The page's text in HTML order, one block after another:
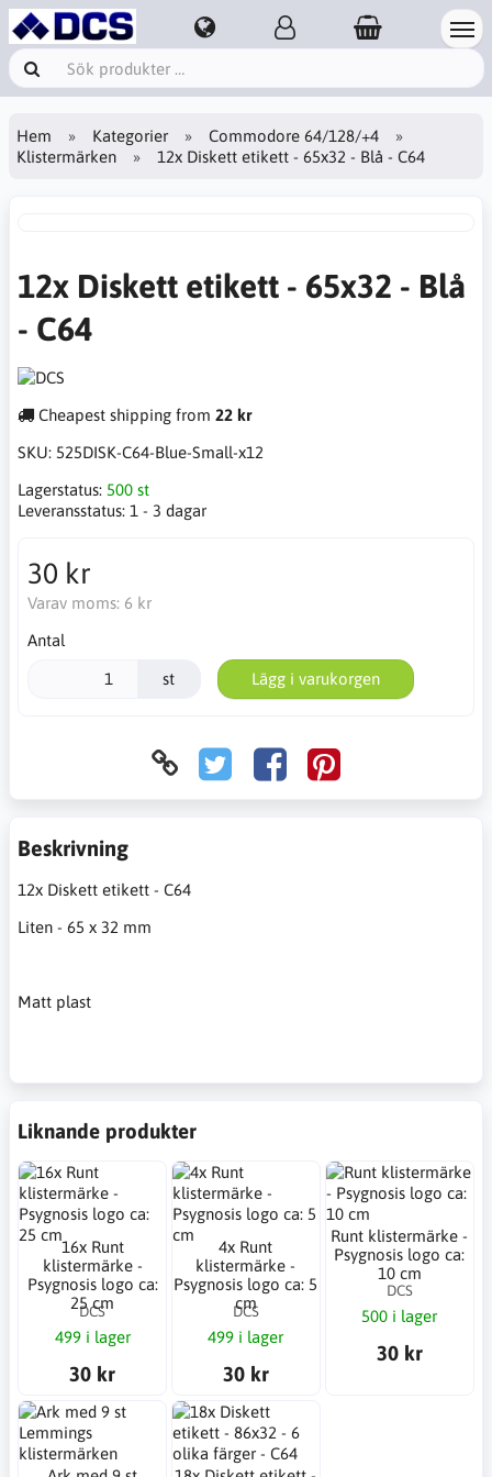
Hem Kategorier
Commodore 64/128/+4
Klistermärken
12x Diskett etikett - 65x32 - Blå - C64
12x Diskett etikett - 65x32 - Blå
- C64
Cheapest shipping from 22 kr
SKU: 525DISK-C64-Blue-Small-x12
Lagerstatus: 500 st
Leveransstatus: 1 - 3 dagar
30 kr
Varav moms: 6 kr
Antal
st Lägg i varukorgen
Beskrivning
12x Diskett etikett - C64
Liten - 65 x 32 mm
Matt plast
Liknande produkter
16x Runt
klistermärke -
Psygnosis logo ca:
25 cm
DCS
499 i lager
30 kr
4x Runt
klistermärke -
Psygnosis logo ca: 5
cm
DCS
499 i lager
30 kr
Runt klistermärke -
Psygnosis logo ca:
10 cm
DCS
500 i lager
30 kr